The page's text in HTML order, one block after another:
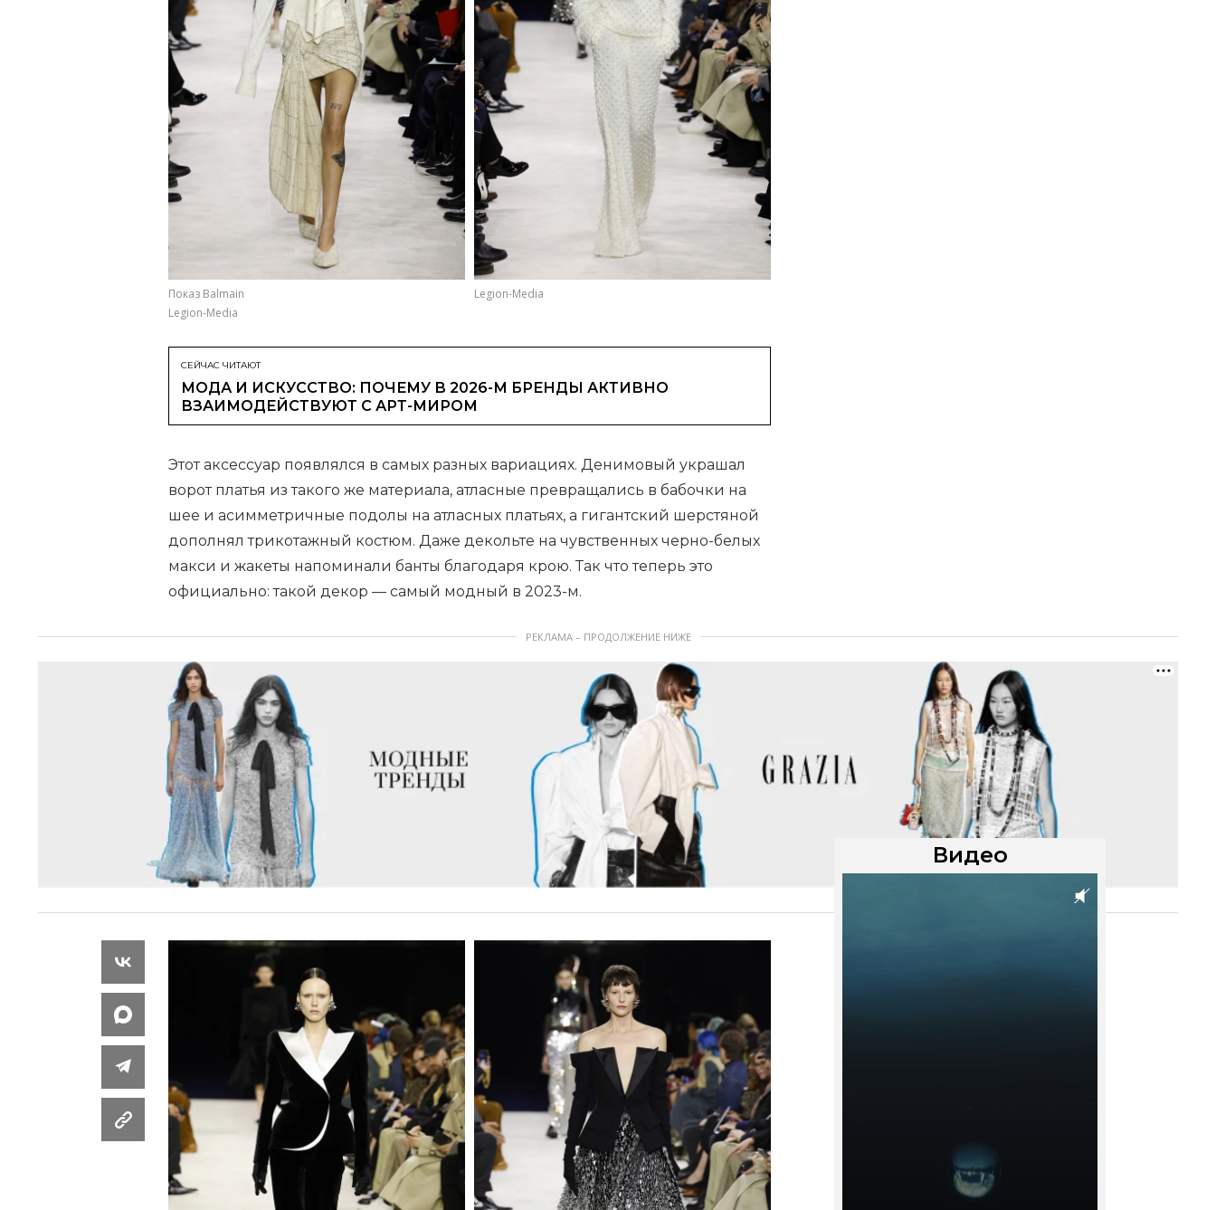
Показ Balmain
Legion-Media
Legion-Media
СЕЙЧАС ЧИТАЮТ
МОДА И ИСКУССТВО: ПОЧЕМУ В 2026-М БРЕНДЫ АКТИВНО
ВЗАИМОДЕЙСТВУЮТ С АРТ-МИРОМ
Этот аксессуар появлялся в самых разных вариациях. Денимовый украшал
ворот платья из такого же материала, атласные превращались в бабочки на
шее и асимметричные подолы на атласных платьях, а гигантский шерстяной
дополнял трикотажный костюм. Даже декольте на чувственных черно-белых
макси и жакеты напоминали банты благодаря крою. Так что теперь это
официально: такой декор — самый модный в 2023-м.
РЕКЛАМА – ПРОДОЛЖЕНИЕ НИЖЕ